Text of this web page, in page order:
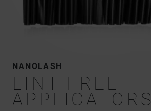
NANOLASH
LINT FREE
APPLICATORS